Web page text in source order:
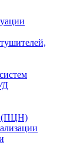
(ПЦН)